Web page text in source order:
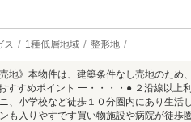
ス 1種低層地域 整形地
地》本物件は、建築条件なし売地のため
めポイント ━・・・・● ２沿線以上利
、小学校など徒歩１０分圏内にあり生
も入りやすです買い物施設や病院が徒